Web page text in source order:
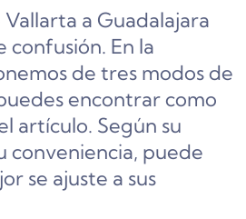
a Guadalajara
En la
de tres modos de
encontrar como
artículo. Según su
conveniencia, puede
se ajuste a sus